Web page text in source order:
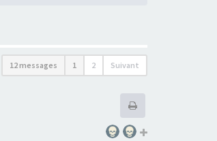
12 messages 1 2 Suivant